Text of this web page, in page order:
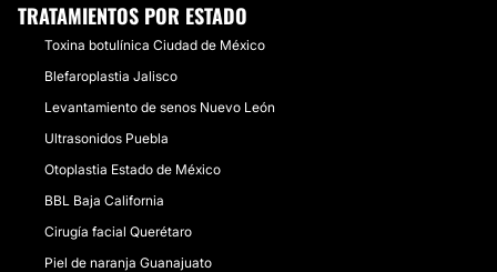
TRATAMIENTOS POR ESTADO
Toxina botulínica Ciudad de México
Blefaroplastia Jalisco
Levantamiento de senos Nuevo León
Ultrasonidos Puebla
Otoplastia Estado de México
BBL Baja California
Cirugía facial Querétaro
Piel de naranja Guanajuato